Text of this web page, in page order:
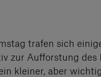
trafen sich
zur Aufforstung
kleiner, aber